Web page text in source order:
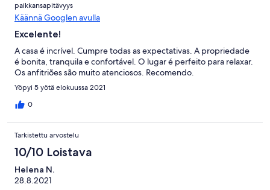
paikkansapitävyys
Käännä Googlen avulla
Excelente!
A casa é incrível. Cumpre todas as expectativas. A propriedade
é bonita, tranquila e confortável. O lugar é perfeito para relaxar.
Os anfitriões são muito atenciosos. Recomendo.
Yöpyi 5 yötä elokuussa 2021
0
Tarkistettu arvostelu
10/10 Loistava
Helena N.
28.8.2021